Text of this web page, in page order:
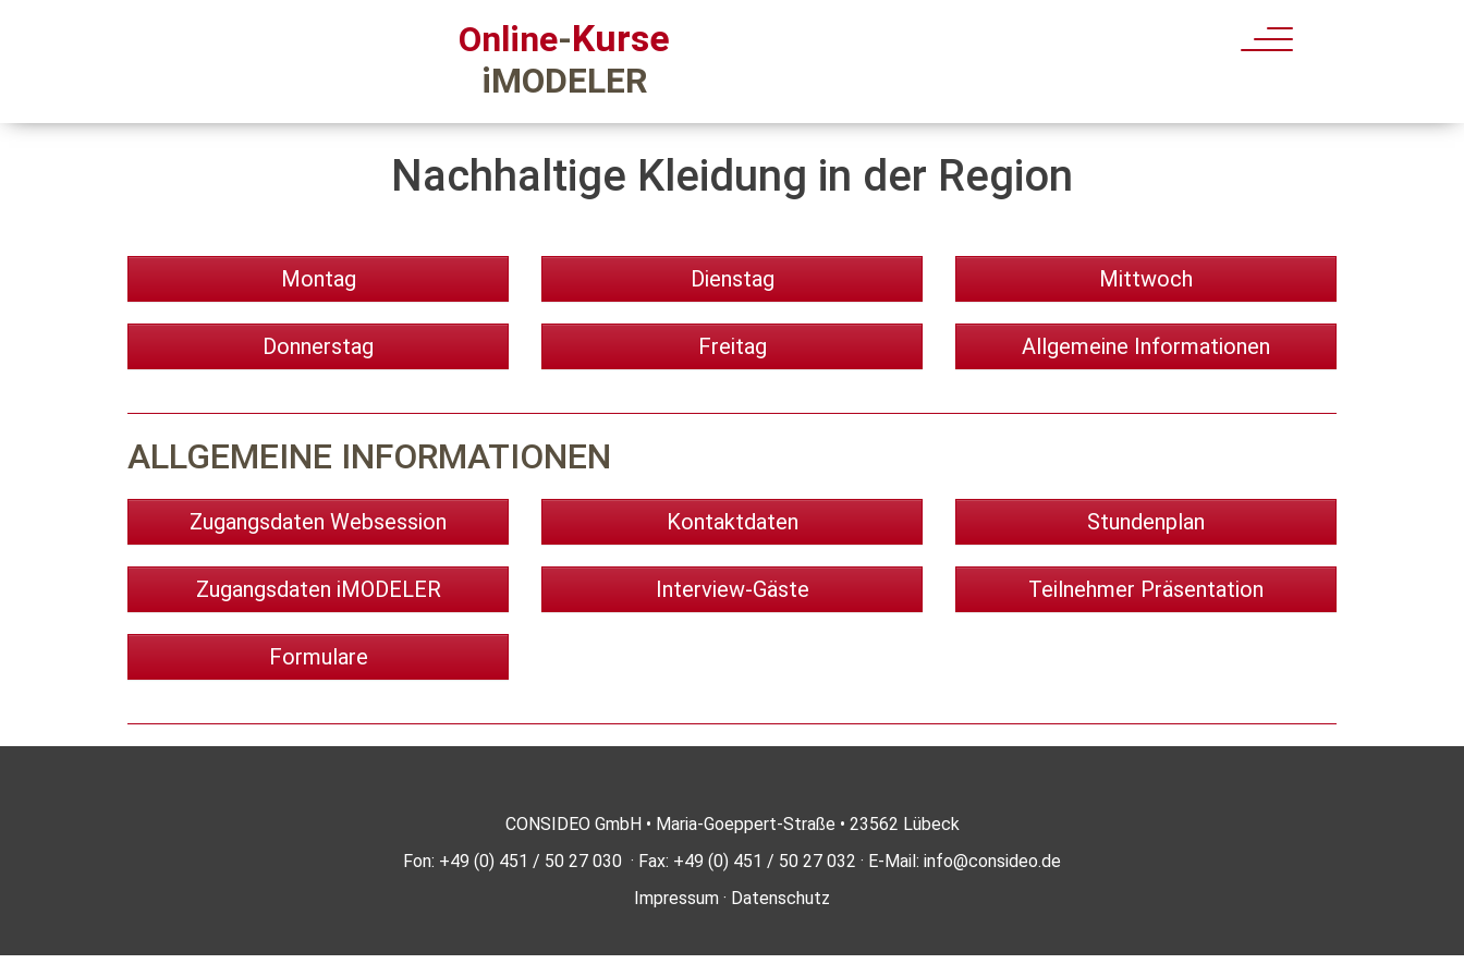
Online-Kurse
iMODELER
Nachhaltige Kleidung in der Region
Montag Dienstag Mittwoch
Donnerstag Freitag Allgemeine Informationen
ALLGEMEINE INFORMATIONEN
Zugangsdaten Websession Kontaktdaten Stundenplan
Zugangsdaten iMODELER Interview-Gäste Teilnehmer Präsentation
Formulare
CONSIDEO GmbH • Maria-Goeppert-Straße • 23562 Lübeck
Fon: +49 (0) 451 / 50 27 030 · Fax: +49 (0) 451 / 50 27 032 · E-Mail: info@consideo.de
Impressum · Datenschutz